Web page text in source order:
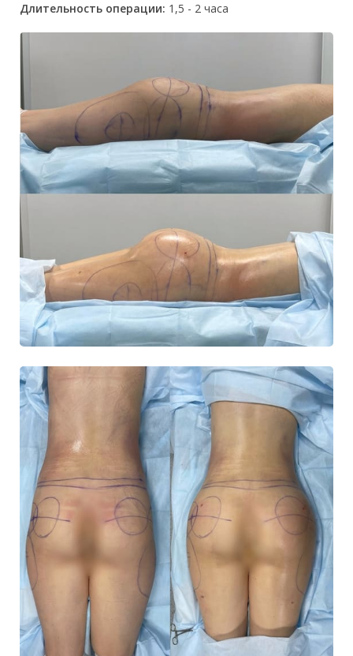
Длительность операции: 1,5 - 2 часа